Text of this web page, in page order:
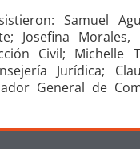
Samuel
Josefina
Civil; Michelle
Jurídica;
General de